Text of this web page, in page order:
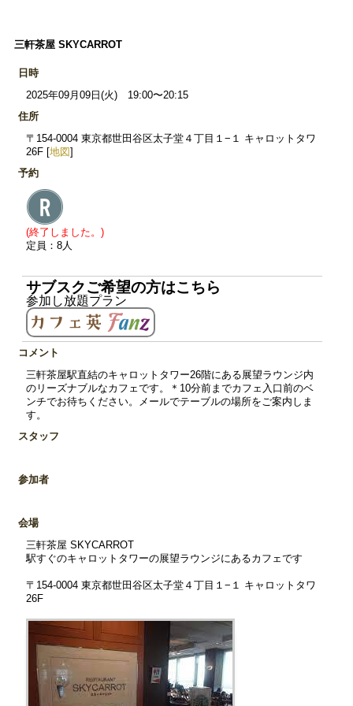
三軒茶屋 SKYCARROT
日時
2025年09月09日(火) 19:00〜20:15
住所
〒154-0004 東京都世田谷区太子堂４丁目１−１ キャロットタワ
26F [地図]
予約
(終了しました。)
定員：8人
サブスクご希望の方はこちら
参加し放題プラン
コメント
三軒茶屋駅直結のキャロットタワー26階にある展望ラウンジ内
のリーズナブルなカフェです。＊10分前までカフェ入口前のベ
ンチでお待ちください。メールでテーブルの場所をご案内しま
す。
スタッフ
参加者
会場
三軒茶屋 SKYCARROT
駅すぐのキャロットタワーの展望ラウンジにあるカフェです
〒154-0004 東京都世田谷区太子堂４丁目１−１ キャロットタワ
26F